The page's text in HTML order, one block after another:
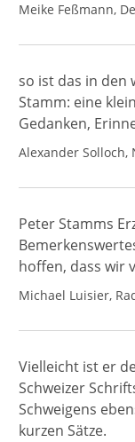
Meike Feßmann,
so ist das in den
Stamm: eine
Gedanken,
Alexander Solloch,
Peter Stamms
hoffen, dass wir
Michael Luisier,
Vielleicht ist er
Schweizer
Schweigens
kurzen Sätze.